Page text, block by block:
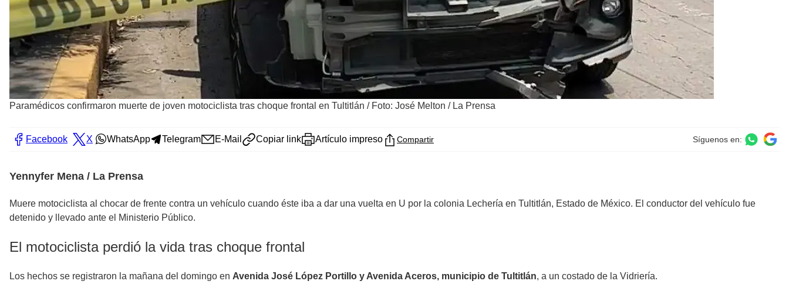
Paramédicos confirmaron muerte de joven motociclista tras choque frontal en Tultitlán / Foto: José Melton / La Prensa
Facebook X WhatsApp Telegram E-Mail Copiar link Artículo impreso Compartir Síguenos en:
Yennyfer Mena / La Prensa
Muere motociclista al chocar de frente contra un vehículo cuando éste iba a dar una vuelta en U por la colonia Lechería en Tultitlán, Estado de México. El conductor del vehículo fue
detenido y llevado ante el Ministerio Público.
El motociclista perdió la vida tras choque frontal
Los hechos se registraron la mañana del domingo en Avenida José López Portillo y Avenida Aceros, municipio de Tultitlán, a un costado de la Vidriería.